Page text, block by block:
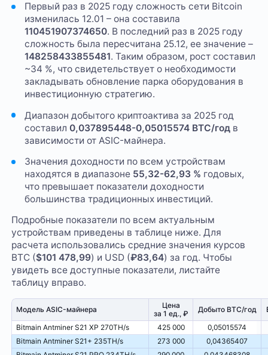
Первый раз в 2025 году сложность сети Bitcoin
изменилась 12.01 – она составила
110451907374650. В последний раз в 2025 году
сложность была пересчитана 25.12, ее значение –
148258433855481. Таким образом, рост составил
~34 %, что свидетельствует о необходимости
закладывать обновление парка оборудования в
инвестиционную стратегию.
Диапазон добытого криптоактива за 2025 год
составил 0,037895448-0,05015574 BTC/годв
зависимости от ASIC-майнера.
Значения доходности по всем устройствам
находятся в диапазоне 55,32-62,93 % годовых,
что превышает показатели доходности
большинства традиционных инвестиций.
Подробные показатели по всем актуальным
устройствам приведены в таблице ниже. Для
расчета использовались средние значения курсов
BTC ($101 478,99) и USD (₽83,64) за год. Чтобы
увидеть все доступные показатели, листайте
таблицу вправо.
Модель ASIC-майнера
Цена
за 1 ед., ₽
Добыто BTC/год
Bitmain Antminer S21 XP 270TH/s
425 000
0,05015574
Bitmain Antminer S21+ 235TH/s
273 000
0,04365407